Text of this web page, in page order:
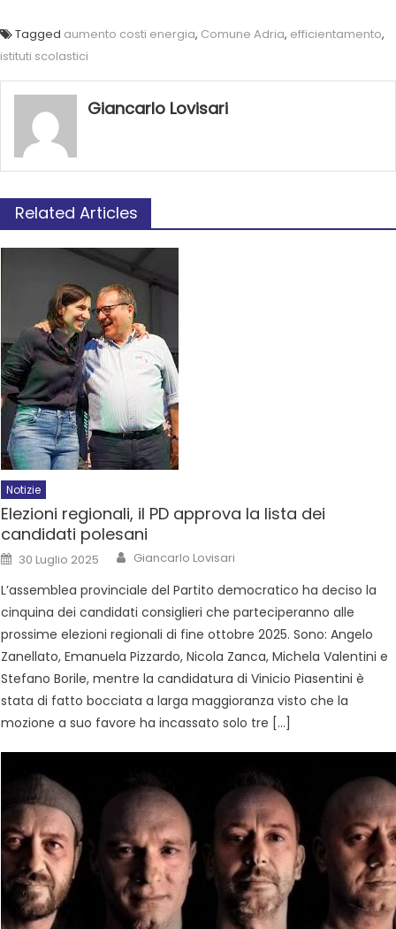
Tagged aumento costi energia, Comune Adria, efficientamento,
istituti scolastici
Giancarlo Lovisari
Related Articles
Notizie
Elezioni regionali, il PD approva la lista dei
candidati polesani
30 Luglio 2025 Giancarlo Lovisari
L’assemblea provinciale del Partito democratico ha deciso la
cinquina dei candidati consiglieri che parteciperanno alle
prossime elezioni regionali di fine ottobre 2025. Sono: Angelo
Zanellato, Emanuela Pizzardo, Nicola Zanca, Michela Valentini e
Stefano Borile, mentre la candidatura di Vinicio Piasentini è
stata di fatto bocciata a larga maggioranza visto che la
mozione a suo favore ha incassato solo tre […]